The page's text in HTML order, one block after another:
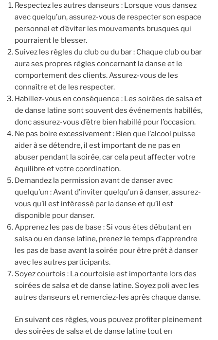
Respectez les autres danseurs : Lorsque vous dansez
avec quelqu’un, assurez-vous de respecter son espace
personnel et d’éviter les mouvements brusques qui
pourraient le blesser.
Suivez les règles du club ou du bar : Chaque club ou bar
aura ses propres règles concernant la danse et le
comportement des clients. Assurez-vous de les
connaître et de les respecter.
Habillez-vous en conséquence : Les soirées de salsa et
de danse latine sont souvent des événements habillés,
donc assurez-vous d’être bien habillé pour l’occasion.
Ne pas boire excessivement : Bien que l’alcool puisse
aider à se détendre, il est important de ne pas en
abuser pendant la soirée, car cela peut affecter votre
équilibre et votre coordination.
Demandez la permission avant de danser avec
quelqu’un : Avant d’inviter quelqu’un à danser, assurez-
vous qu’il est intéressé par la danse et qu’il est
disponible pour danser.
Apprenez les pas de base : Si vous êtes débutant en
salsa ou en danse latine, prenez le temps d’apprendre
les pas de base avant la soirée pour être prêt à danser
avec les autres participants.
Soyez courtois : La courtoisie est importante lors des
soirées de salsa et de danse latine. Soyez poli avec les
autres danseurs et remerciez-les après chaque danse.
En suivant ces règles, vous pouvez profiter pleinement
des soirées de salsa et de danse latine tout en